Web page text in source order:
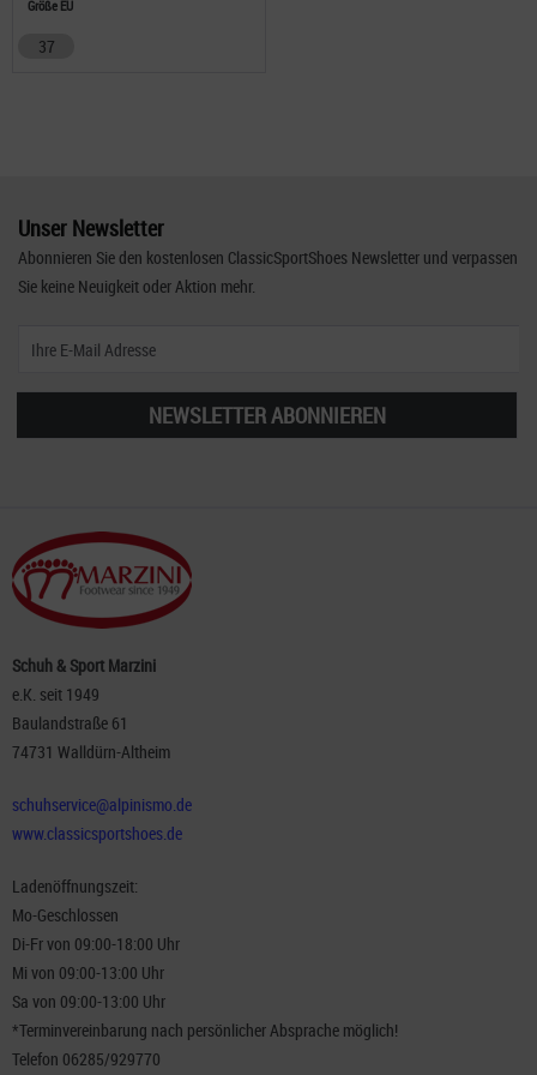
Größe EU
37
Unser Newsletter
Abonnieren Sie den kostenlosen ClassicSportShoes Newsletter und verpassen
Sie keine Neuigkeit oder Aktion mehr.
NEWSLETTER ABONNIEREN
Schuh & Sport Marzini
e.K. seit 1949
Baulandstraße 61
74731 Walldürn-Altheim
schuhservice@alpinismo.de
www.classicsportshoes.de
Ladenöffnungszeit:
Mo-Geschlossen
Di-Fr von 09:00-18:00 Uhr
Mi von 09:00-13:00 Uhr
Sa von 09:00-13:00 Uhr
*Terminvereinbarung nach persönlicher Absprache möglich!
Telefon 06285/929770